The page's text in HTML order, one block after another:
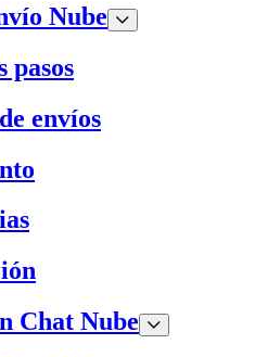
Nube
pasos
envíos
Chat Nube